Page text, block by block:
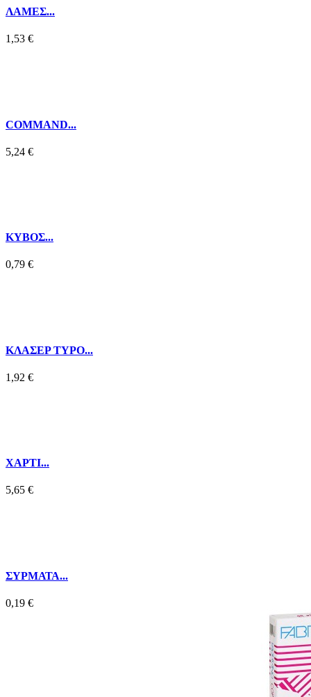
ΛΑΜΕΣ...
1,53 €
COMMAND...
5,24 €
ΚΥΒΟΣ...
0,79 €
ΚΛΑΣΕΡ TYPO...
1,92 €
ΧΑΡΤΙ...
5,65 €
ΣΥΡΜΑΤΑ...
0,19 €